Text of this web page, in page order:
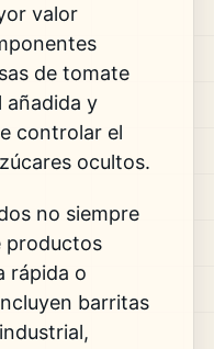
valor
de tomate
añadida y
controlar el
ocultos.
no siempre
productos
rápida o
barritas